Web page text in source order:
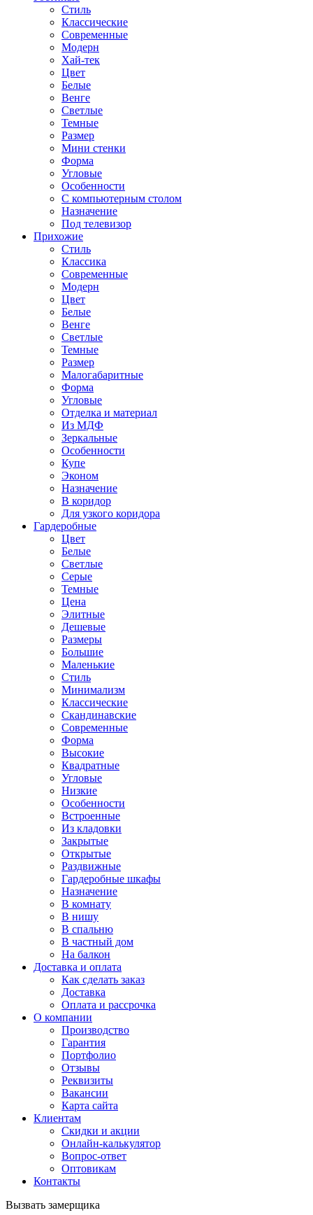
Стиль
Классические
Современные
Модерн
Хай-тек
Цвет
Белые
Венге
Светлые
Темные
Размер
Мини стенки
Форма
Угловые
Особенности
С компьютерным столом
Назначение
Под телевизор
Прихожие
Стиль
Классика
Современные
Модерн
Цвет
Белые
Венге
Светлые
Темные
Размер
Малогабаритные
Форма
Угловые
Отделка и материал
Из МДФ
Зеркальные
Особенности
Купе
Эконом
Назначение
В коридор
Для узкого коридора
Гардеробные
Цвет
Белые
Светлые
Серые
Темные
Цена
Элитные
Дешевые
Размеры
Большие
Маленькие
Стиль
Минимализм
Классические
Скандинавские
Современные
Форма
Высокие
Квадратные
Угловые
Низкие
Особенности
Встроенные
Из кладовки
Закрытые
Открытые
Раздвижные
Гардеробные шкафы
Назначение
В комнату
В нишу
В спальню
В частный дом
На балкон
Доставка и оплата
Как сделать заказ
Доставка
Оплата и рассрочка
О компании
Производство
Гарантия
Портфолио
Отзывы
Реквизиты
Вакансии
Карта сайта
Клиентам
Скидки и акции
Онлайн-калькулятор
Вопрос-ответ
Оптовикам
Контакты
Вызвать замерщика